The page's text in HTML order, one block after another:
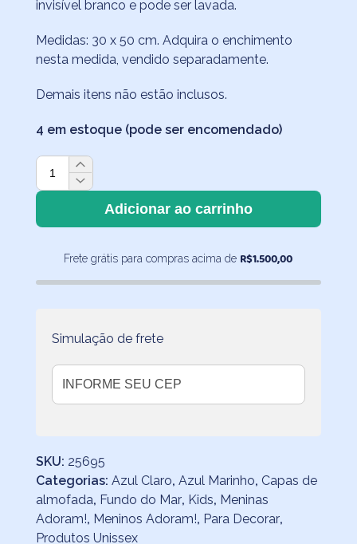
invisível branco e pode ser lavada.
Medidas: 30 x 50 cm. Adquira o enchimento
nesta medida, vendido separadamente.
Demais itens não estão inclusos.
4 em estoque (pode ser encomendado)
Capa
de
Retangular
30x50
cm
Adicionar ao carrinho
Frete grátis para compras acima de R$1.500,00
Simulação de frete
SKU: 25695
Categorias: Azul Claro, Azul Marinho, Capas de
almofada, Fundo do Mar, Kids, Meninas
Adoram!, Meninos Adoram!, Para Decorar,
Produtos Unissex